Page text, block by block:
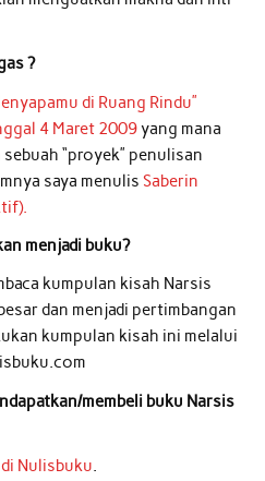
?
di Ruang Rindu”
4 Maret 2009yang mana
“proyek” penulisan
saya menulis Saberin
menjadi buku?
kumpulan kisah Narsis
dan menjadi pertimbangan
kumpulan kisah ini melalui
membeli buku Narsis
Nulisbuku.